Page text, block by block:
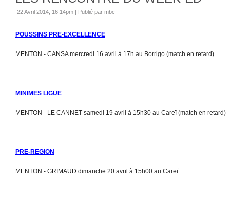
22 Avril 2014, 16:14pm | Publié par mbc
POUSSINS PRE-EXCELLENCE
MENTON - CANSA mercredi 16 avril à 17h au Borrigo (match en retard)
MINIMES LIGUE
MENTON - LE CANNET samedi 19 avril à 15h30 au Careï (match en retard)
PRE-REGION
MENTON - GRIMAUD dimanche 20 avril à 15h00 au Careï